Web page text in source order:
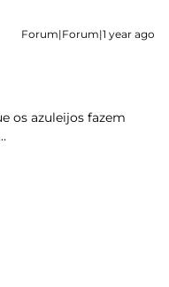
Forum|Forum|1 year ago
os azuleijos fazem